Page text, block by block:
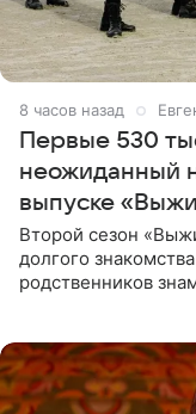
8 часов назад
Первые 530
неожиданный
выпуске
Второй сезон
долгого
родственников